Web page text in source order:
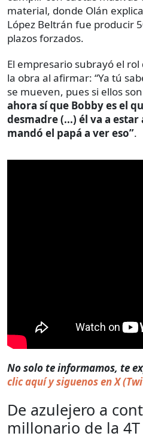
material, donde Olán
López Beltrán fue producir
plazos forzados.
El empresario subrayó el rol
la obra al afirmar: “Ya tú
se mueven, pues si ellos
ahora sí que Bobby es el
desmadre (...) él va a
mandó el papá a ver eso”.
No solo te informamos, te
clic aquí y siguenos en X
De azulejero a
millonario de la 4T